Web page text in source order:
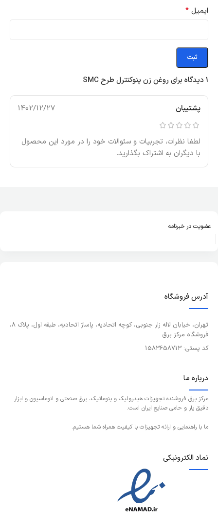
1 دیدگاه برای روغن زن پنوکنترل طرح SMC
پشتیبان 1402/12/27
لطفا نظرات، تجربیات و سئوالات خود را در مورد این محصول
با دیگران به اشتراک بگذارید.
ایمیل *
عضویت در خبرنامه
آدرس فروشگاه
تهران، خیابان لاله زار جنوبی، کوچه اتحادیه، پاساژ اتحادیه، طبقه اول، پلاک 8،
فروشگاه مرکز برق
کد پستی: 1583658713
درباره ما
مرکز برق فروشنده تجهیزات هیدرولیک و پنوماتیک، برق صنعتی و اتوماسیون و ابزار
دقیق یار و حامی صنایع ایران است.
ما با راهنمایی و ارائه تجهیزات با کیفیت همراه شما هستیم.
نماد الکترونیکی